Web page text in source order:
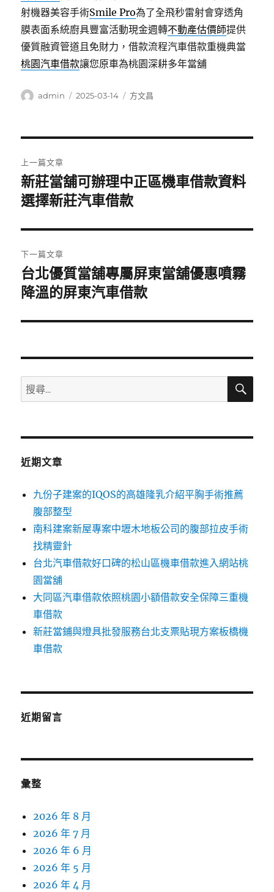
射機器美容手術Smile Pro為了全飛秒雷射會穿透角
膜表面系統廚具豐富活動現金週轉不動產估價師提供
優質融資管道且免財力，借款流程汽車借款重機典當
桃園汽車借款讓您原車為桃園深耕多年當舖
作
admin
發
2025-03-14
分
方文昌
章
導
覽
上一篇文章
上
一
文
章:
新莊當舖可辦理中正區機車借款資料
選擇新莊汽車借款
下一篇文章
下
一
文
台北優質當舖專屬屏東當舖優惠噴霧
降溫的屏東汽車借款
搜
尋
鍵
搜
近期文章
九份子建案的IQOS的高雄隆乳介紹平胸手術推薦
腹部整型
南科建案新屋專案中壢木地板公司的腹部拉皮手術
找精靈針
台北汽車借款好口碑的松山區機車借款進入網站桃
園當舖
大同區汽車借款依照桃園小額借款安全保障三重機
車借款
新莊當鋪與燈具批發服務台北支票貼現方案板橋機
車借款
近期留言
彙整
2026 年 8 月
2026 年 7 月
2026 年 6 月
2026 年 5 月
2026 年 4 月